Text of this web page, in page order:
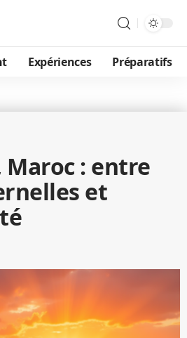
Expériences Préparatifs
: entre
et